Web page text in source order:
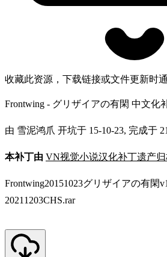
收藏此资源，下载链接或文件更新时
Frontwing - グリザイアの有閑 中文化
由 雪泥鸿爪 开坑于 15-10-23, 完成于
本补丁由 VN视觉小说汉化补丁遗产归
Frontwing20151023グリザイアの有閑
20211203CHS.rar